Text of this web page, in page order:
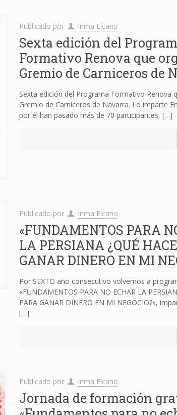
Publicado por Inma Elcano
Sexta edición del
Formativo Renova que
Gremio de Carniceros de
Sexta edición del Programa Formativo Renova
Gremio de Carniceros de Navarra. Lo imparte
por él han pasado más de 70 participantes, […]
Publicado por Inma Elcano
«FUNDAMENTOS PARA
LA PERSIANA ¿QUÉ
GANAR DINERO EN MI
Por SEXTO año consecutivo volvemos a
«FUNDAMENTOS PARA NO ECHAR LA
PARA GANAR DINERO EN MI NEGOCIO?»,
[…]
Publicado por Inma Elcano
Jornada de formación